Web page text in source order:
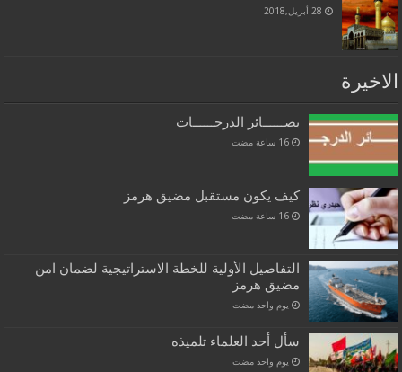
28 أبريل,2018
الاخيرة
بصــــــائر الدرجــــــات
‏16 ساعة مضت
كيف يكون مستقبل مضيق هرمز
‏16 ساعة مضت
التفاصيل الأولية للخطة الاستراتيجية لضمان امن
مضيق هرمز
‏يوم واحد مضت
سأل أحد العلماء تلميذه
‏يوم واحد مضت